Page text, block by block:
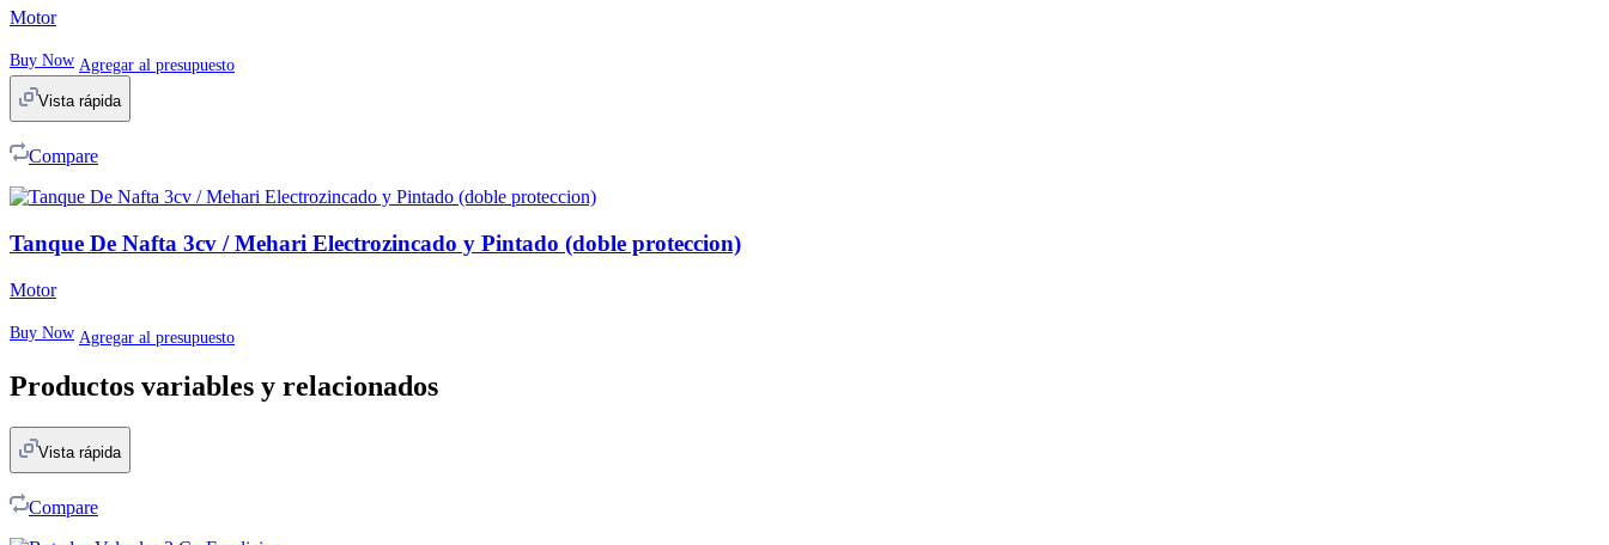
Motor
Buy Now Agregar al presupuesto
Vista rápida
Compare
Tanque De Nafta 3cv / Mehari Electrozincado y Pintado (doble proteccion)
Motor
Buy Now Agregar al presupuesto
Productos variables y relacionados
Vista rápida
Compare